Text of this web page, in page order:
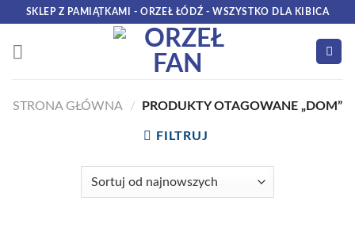
content
SKLEP Z PAMIĄTKAMI - ORZEŁ ŁÓDŹ - WSZYSTKO DLA KIBICA
STRONA GŁÓWNA / PRODUKTY OTAGOWANE „DOM”
FILTRUJ